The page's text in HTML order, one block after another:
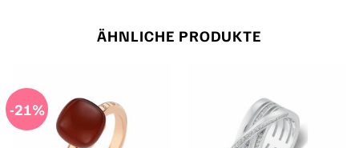
ÄHNLICHE PRODUKTE
-21%